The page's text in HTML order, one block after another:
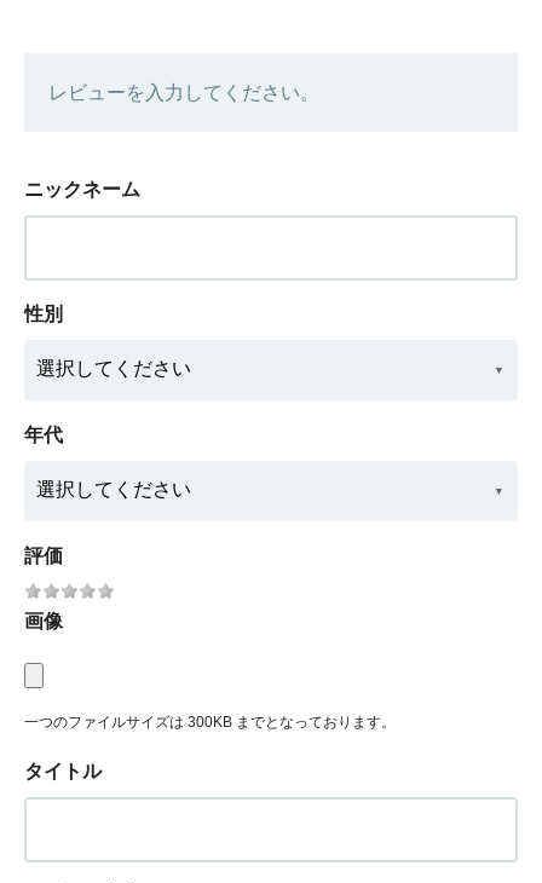
レビューを入力してください。
ニックネーム
性別
年代
評価
画像
一つのファイルサイズは 300KB までとなっております。
タイトル